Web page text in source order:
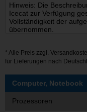
Hinweis: Die
Icecat zur Verfügung
Vollständigkeit der
übernommen.
* Alle Preis zzgl.
für Lieferungen nach
Computer, Notebook
Prozessoren